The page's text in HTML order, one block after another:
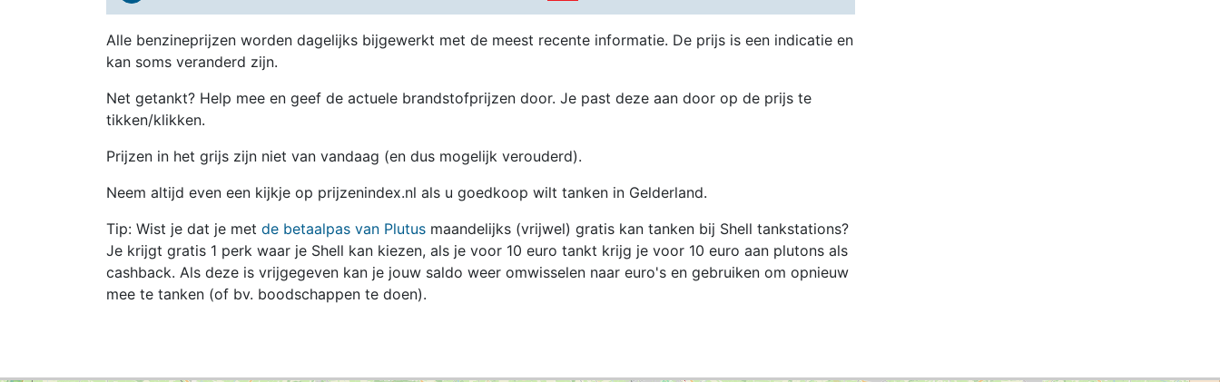
Alle benzineprijzen worden dagelijks bijgewerkt met de meest recente informatie. De prijs is een indicatie en
kan soms veranderd zijn.
Net getankt? Help mee en geef de actuele brandstofprijzen door. Je past deze aan door op de prijs te
tikken/klikken.
Prijzen in het grijs zijn niet van vandaag (en dus mogelijk verouderd).
Neem altijd even een kijkje op prijzenindex.nl als u goedkoop wilt tanken in Gelderland.
Tip: Wist je dat je met de betaalpas van Plutus maandelijks (vrijwel) gratis kan tanken bij Shell tankstations?
Je krijgt gratis 1 perk waar je Shell kan kiezen, als je voor 10 euro tankt krijg je voor 10 euro aan plutons als
cashback. Als deze is vrijgegeven kan je jouw saldo weer omwisselen naar euro's en gebruiken om opnieuw
mee te tanken (of bv. boodschappen te doen).